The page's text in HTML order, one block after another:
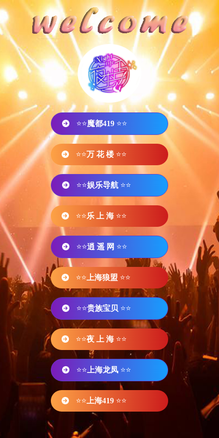
⭐⭐魔都419 ⭐⭐
⭐⭐万 花 楼 ⭐⭐
⭐⭐娱乐导航 ⭐⭐
⭐⭐乐 上 海 ⭐⭐
⭐⭐逍 遥 网 ⭐⭐
⭐⭐ 上海狼盟 ⭐⭐
⭐⭐贵族宝贝 ⭐⭐
⭐⭐夜 上 海 ⭐⭐
⭐⭐ 上海龙凤 ⭐⭐
⭐⭐ 上海419 ⭐⭐